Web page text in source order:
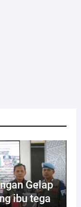
Gelap
ibu tega